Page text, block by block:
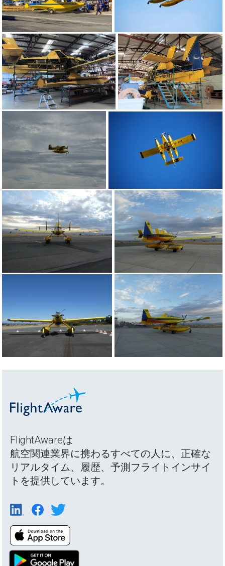
FlightAwareは
航空関連業界に携わるすべての人に、正確な
リアルタイム、履歴、予測フライトインサイ
トを提供しています。